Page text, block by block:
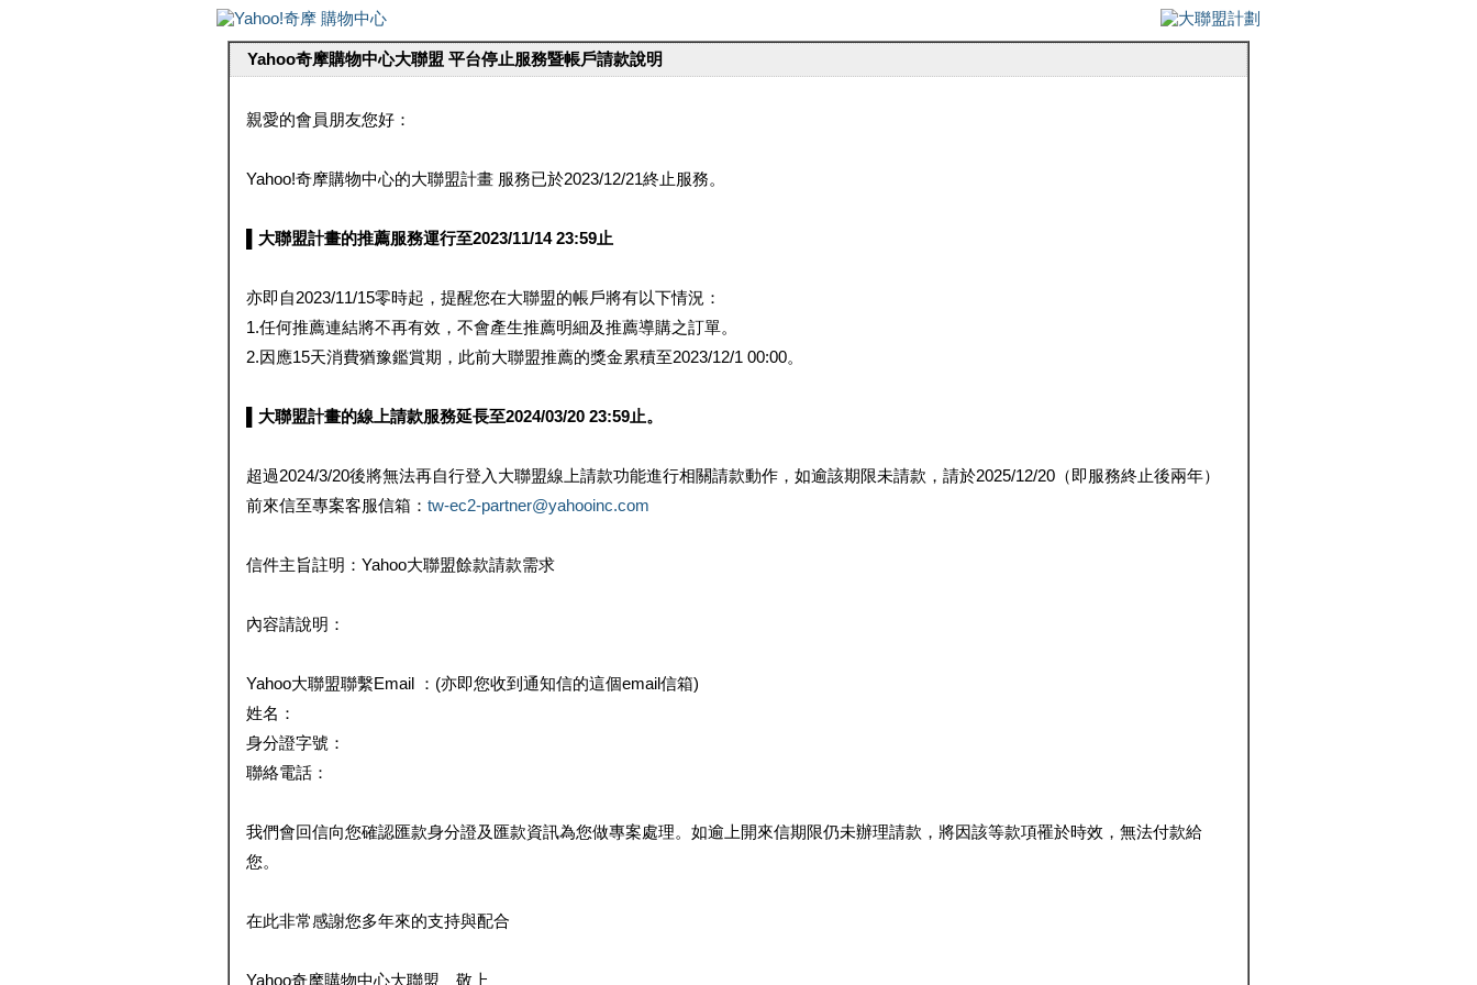
Yahoo奇摩購物中心大聯盟 平台停止服務暨帳戶請款說明
親愛的會員朋友您好：
Yahoo!奇摩購物中心的大聯盟計畫 服務已於2023/12/21終止服務。
▌大聯盟計畫的推薦服務運行至2023/11/14 23:59止
亦即自2023/11/15零時起，提醒您在大聯盟的帳戶將有以下情況：
1.任何推薦連結將不再有效，不會產生推薦明細及推薦導購之訂單。
2.因應15天消費猶豫鑑賞期，此前大聯盟推薦的獎金累積至2023/12/1 00:00。
▌大聯盟計畫的線上請款服務延長至2024/03/20 23:59止。
超過2024/3/20後將無法再自行登入大聯盟線上請款功能進行相關請款動作，如逾該期限未請款，請於2025/12/20（即服務終止後兩年）
前來信至專案客服信箱： tw-ec2-partner@yahooinc.com
信件主旨註明：Yahoo大聯盟餘款請款需求
內容請說明：
Yahoo大聯盟聯繫Email ：(亦即您收到通知信的這個email信箱)
姓名：
身分證字號：
聯絡電話：
我們會回信向您確認匯款身分證及匯款資訊為您做專案處理。如逾上開來信期限仍未辦理請款，將因該等款項罹於時效，無法付款給
您。
在此非常感謝您多年來的支持與配合
Yahoo奇摩購物中心大聯盟 敬上